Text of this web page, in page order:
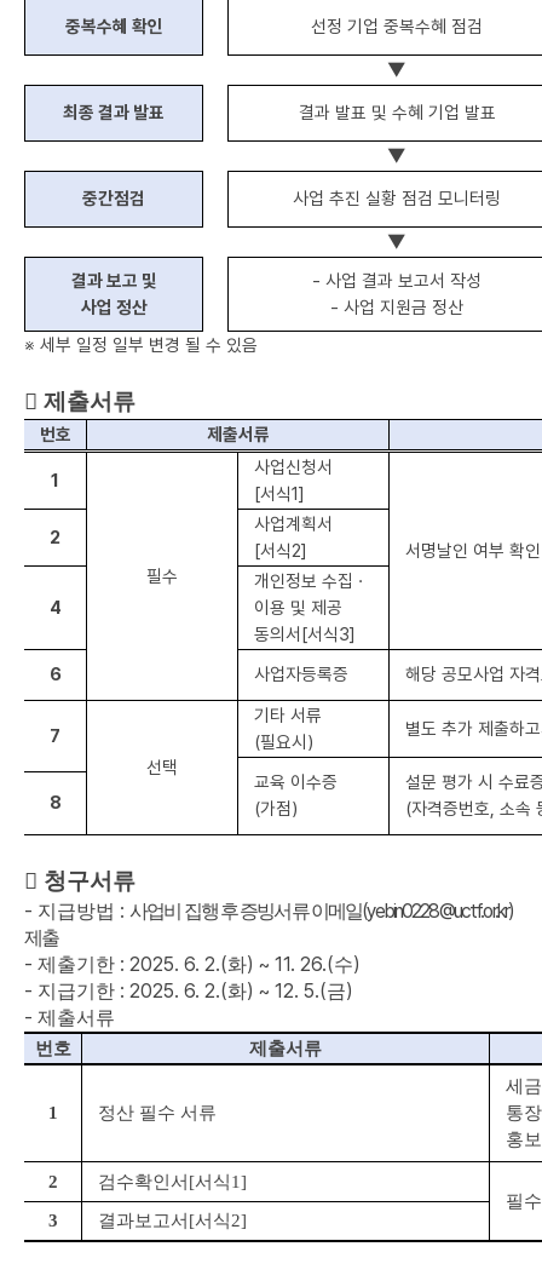
중복수혜 확인 선정 기업 중복수혜 점검
▼
최종 결과 발표 결과 발표 및 수혜 기업 발표
▼
중간점검 사업 추진 실황 점검 모니터링
▼
결과 보고 및
사업 정산
- 사업 결과 보고서 작성
- 사업 지원금 정산
※ 세부 일정 일부 변경 될 수 있음
 제출서류
번호 제출서류
1
필수
사업신청서
[서식1]
서명날인 여부 확인
2
사업계획서
[서식2]
4
개인정보 수집 ·
이용 및 제공
동의서[서식3]
6
사업자등록증 해당 공모사업 자
7
선택
기타 서류
(필요시)
별도 추가 제출하
교육 이수증
(가점)
설문 평가 시 수료
(자격증번호 소속
8
 청구서류
- 지급방법 : 사업비 집행 후 증빙서류 이메일(yebin0228@uctf.or.kr)
제출
- 제출기한 : 2025. 6. 2.(화) ~ 11. 26.(수)
- 지급기한 : 2025. 6. 2.(화) ~ 12. 5.(금)
- 제출서류
번호 제출서류
1 정산 필수 서류
세
통
홍
2 검수확인서 [서식1]
필
3
결과보고서 [서식2]